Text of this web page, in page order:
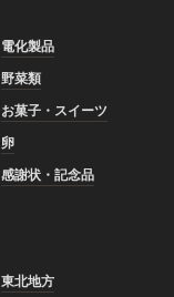
電化製品
野菜類
お菓子・スイーツ
卵
感謝状・記念品
東北地方